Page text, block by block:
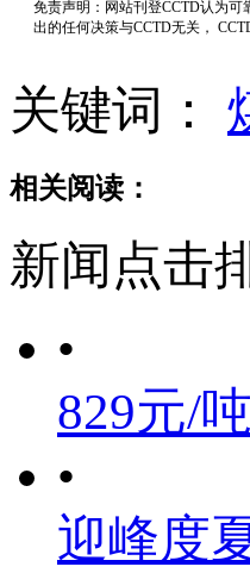
免责声明：网站刊登CCTD认为
出的任何决策与CCTD无关，
关键词：
相关阅读：
新闻点击
•
829元/
•
迎峰度